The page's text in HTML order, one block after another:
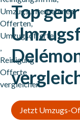
Top
Jetzt Umzugs-